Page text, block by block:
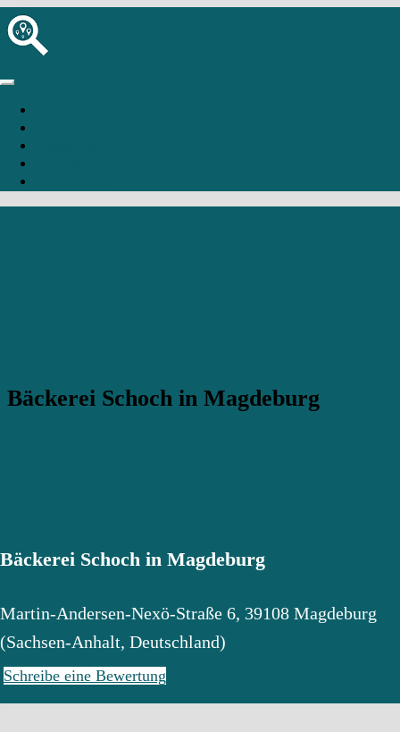
Bäckerei Schoch in Magdeburg
Bäckerei Schoch in Magdeburg
Martin-Andersen-Nexö-Straße 6, 39108 Magdeburg
(Sachsen-Anhalt, Deutschland)
Schreibe eine Bewertung